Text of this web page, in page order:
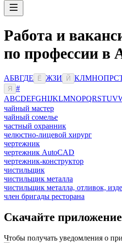
Работа и
по профессии в
АБВГДЕ Ё ЖЗИ Й КЛМНОПРС
Я
#
ABCDEFGHIJKLMNOPQRSTUV
чайный мастер
чайный сомелье
частный охранник
челюстно-лицевой хирург
чертежник
чертежник AutoCAD
чертежник-конструктор
чистильщик
чистильщик металла
чистильщик металла, отливок,
член бригады ресторана
Скачайте приложение
Чтобы получать уведомления о